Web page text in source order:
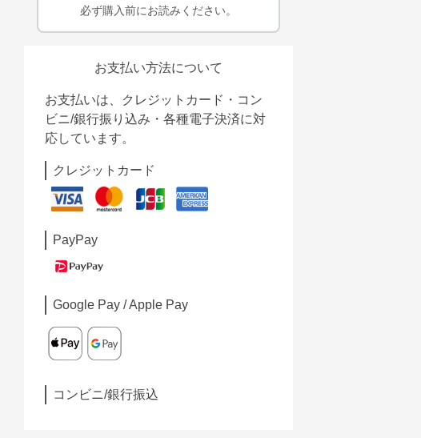
必ず購入前にお読みください。
お支払い方法について
お支払いは、クレジットカード・コン
ビニ/銀行振り込み・各種電子決済に対
応しています。
クレジットカード
PayPay
Google Pay / Apple Pay
コンビニ/銀行振込